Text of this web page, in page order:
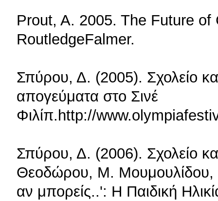
Prout, A. 2005. The Future of
RoutledgeFalmer.
Σπύρου, Δ. (2005). Σχολείο
απογεύματα στο Σινέ
Φιλίπ.http://
Σπύρου, Δ. (2006). Σχολείο
Θεοδώρου, Μ. Μουμουλίδου,
αν μπορείς..': Η Παιδική